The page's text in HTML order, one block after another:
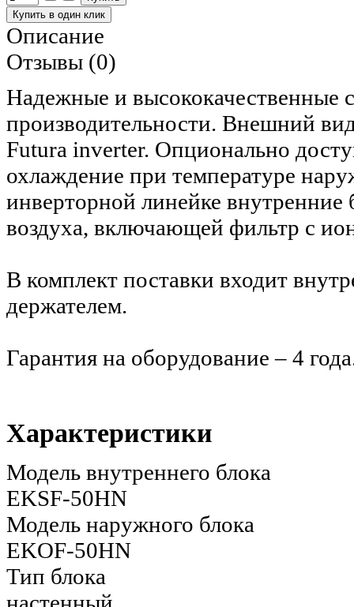
Описание
Отзывы (0)
Надежные и высококачественные
производительности. Внешний
Futura inverter. Опционально
охлаждение при температуре
инверторной линейке
воздуха, включающей фильтр с
В комплект поставки входит
держателем.
Гарантия на оборудование – 4
Характеристики
Модель внутреннего блока
EKSF-50HN
Модель наружного блока
EKOF-50HN
Тип блока